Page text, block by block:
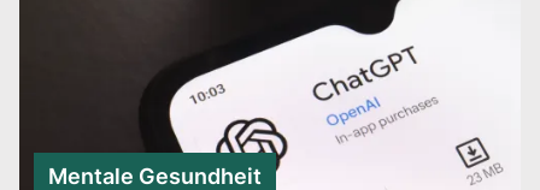
Mentale Gesundheit